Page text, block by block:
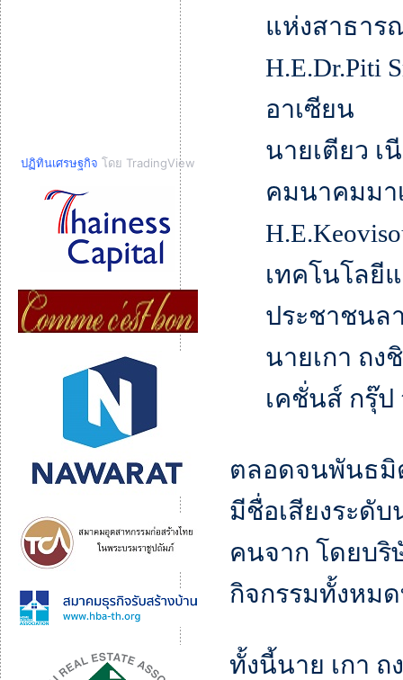
ปฏิทินเศรษฐกิจ โดย TradingView
แห่งสาธาร
H.E.Dr.Piti
อาเซียน
นายเตียว เ
คมนาคมมา
เทคโนโลยี
ประชาชนล
นายเกา ถง
เคชั่นส์ กรุ๊
ตลอดจนพันธมิ
มีชื่อเสียงระดับ
คนจาก โดยบริ
กิจกรรมทั้งหม
ทั้งนี้นาย เกา ถ